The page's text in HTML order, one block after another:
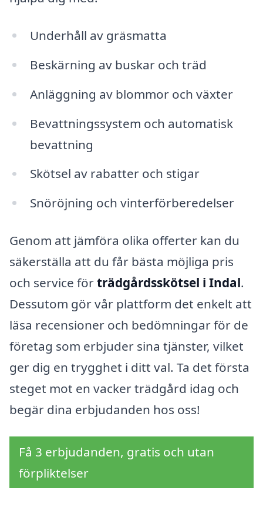
Underhåll av gräsmatta
Beskärning av buskar och träd
Anläggning av blommor och växter
Bevattningssystem och automatisk
bevattning
Skötsel av rabatter och stigar
Snöröjning och vinterförberedelser
Genom att jämföra olika offerter kan du
säkerställa att du får bästa möjliga pris
och service förträdgårdsskötsel i Indal.
Dessutom gör vår plattform det enkelt att
läsa recensioner och bedömningar för de
företag som erbjuder sina tjänster, vilket
ger dig en trygghet i ditt val. Ta det första
steget mot en vacker trädgård idag och
begär dina erbjudanden hos oss!
Få 3 erbjudanden, gratis och utan
förpliktelser